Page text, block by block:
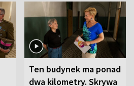
Ten budynek ma ponad
dwa kilometry. Skrywa